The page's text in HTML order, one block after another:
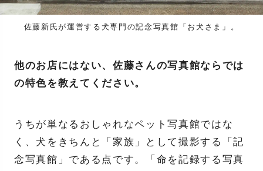
佐藤新氏が運営する犬専門の記念写真館「お犬さま」。
他のお店にはない、佐藤さんの写真館ならでは
の特色を教えてください。
うちが単なるおしゃれなペット写真館ではな
く、犬をきちんと「家族」として撮影する「記
念写真館」である点です。「命を記録する写真